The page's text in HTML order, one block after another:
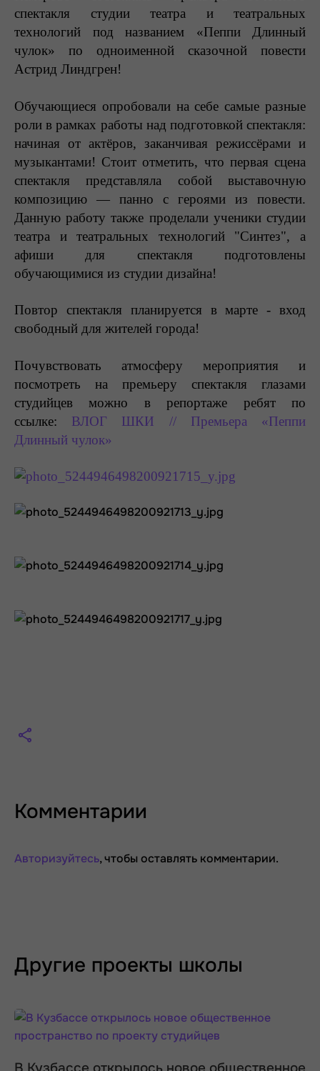
спектакля студии театра и театральных
технологий под названием «Пеппи Длинный
чулок» по одноименной сказочной повести
Астрид Линдгрен!
Обучающиеся опробовали на себе самые разные
роли в рамках работы над подготовкой спектакля:
начиная от актёров, заканчивая режиссёрами и
музыкантами! Стоит отметить, что первая сцена
спектакля представляла собой выставочную
композицию — панно с героями из повести.
Данную работу также проделали ученики студии
театра и театральных технологий "Синтез", а
афиши для спектакля подготовлены
обучающимися из студии дизайна!
Повтор спектакля планируется в марте - вход
свободный для жителей города!
Почувствовать атмосферу мероприятия и
посмотреть на премьеру спектакля глазами
студийцев можно в репортаже ребят по
ссылке: ВЛОГ ШКИ // Премьера «Пеппи
Длинный чулок»
Комментарии
Авторизуйтесь, чтобы оставлять комментарии.
Другие проекты школы